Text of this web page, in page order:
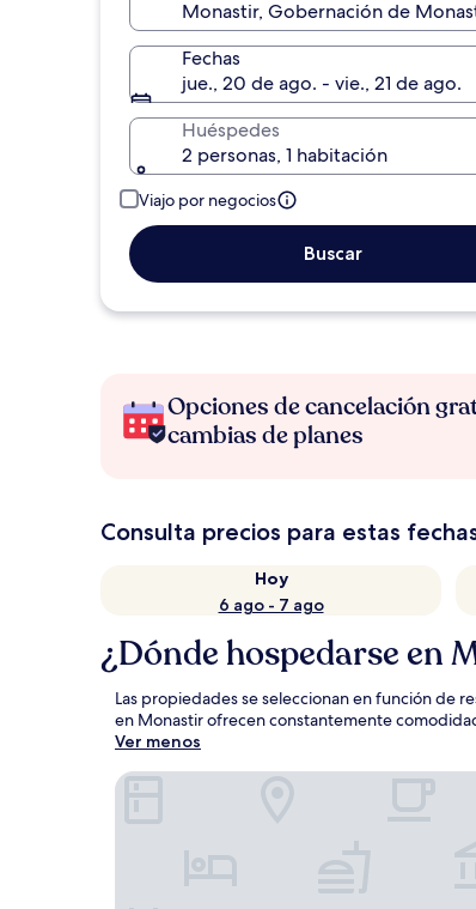
Fechas
jue., 20 de ago. - vie., 21 de ago.
Huéspedes
2 personas, 1 habitación
Viajo por negocios
Buscar
Opciones de cancelación
cambias de planes
Consulta precios para estas
Hoy
6 ago - 7 ago
¿Dónde hospedarse en
Las propiedades se seleccionan en función de
en Monastir ofrecen constantemente
Ver menos
Dar Benti